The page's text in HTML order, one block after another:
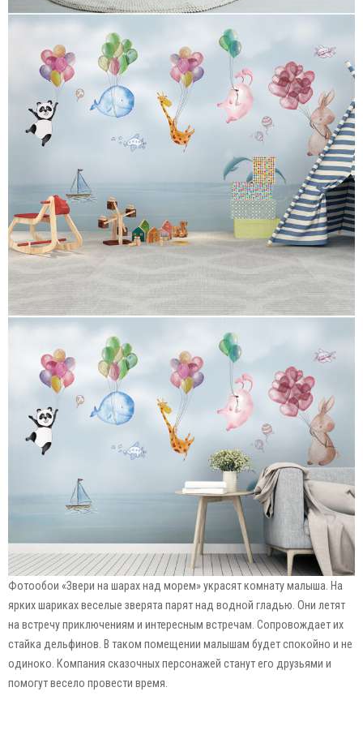
Фотообои «Звери на шарах над морем» украсят комнату малыша. На
ярких шариках веселые зверята парят над водной гладью. Они летят
на встречу приключениям и интересным встречам. Сопровождает их
стайка дельфинов. В таком помещении малышам будет спокойно и не
одиноко. Компания сказочных персонажей станут его друзьями и
помогут весело провести время.